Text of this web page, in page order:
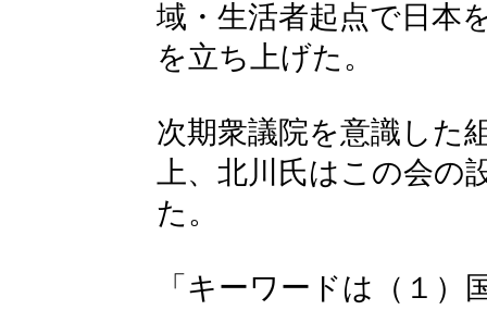
域・生活者起点で日本
を立ち上げた。
次期衆議院を意識した
上、北川氏はこの会
た。
「キーワードは（１）